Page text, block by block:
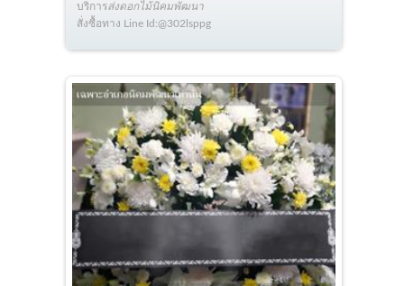
บริการส่งดอกไม้นิคมพัฒนา
สั่งซื้อทาง Line Id:@302lsppg